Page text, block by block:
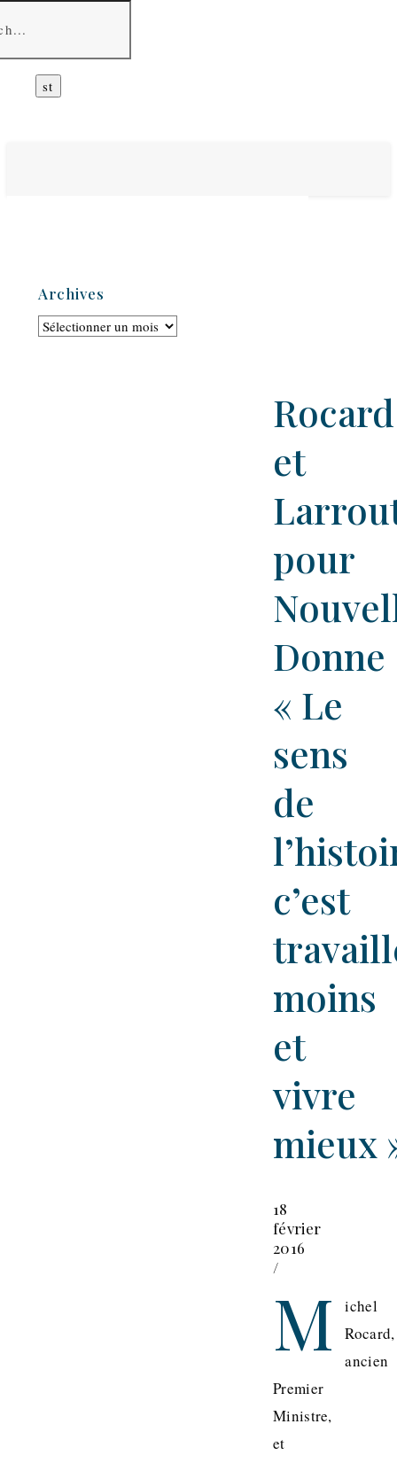
Archives
Archives
Rocard
et
pour
Donne
« Le
sens
de
c’est
moins
et
vivre
mieux
18
février
2016
/
M
ichel
Rocard,
ancien
Premier
Ministre,
et